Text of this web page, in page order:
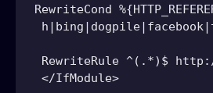
RewriteCond
RewriteRule ^(.*)$
</IfModule>